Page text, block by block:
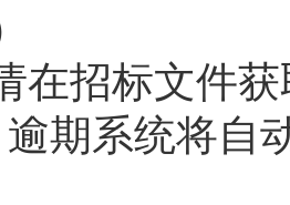
在招标文件
期系统将自